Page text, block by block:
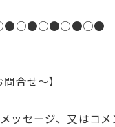
合せ〜】
ッセージ、又はコメ